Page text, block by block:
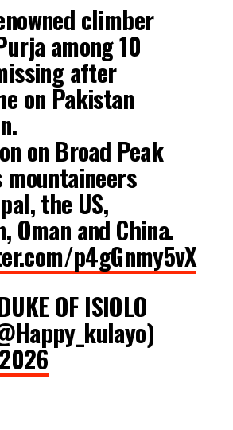
climber
among 10
after
on Pakistan
on Broad Peak
mountaineers
the US,
Oman and China.
p4gGnmy5vX
OF ISIOLO